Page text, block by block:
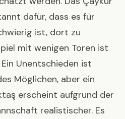
dafür, dass es für
ist, dort zu
mit wenigen Toren ist
Unentschieden ist
Möglichen, aber ein
erscheint aufgrund der
realistischer. Es